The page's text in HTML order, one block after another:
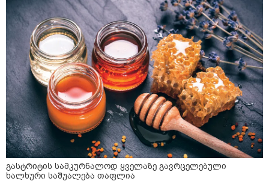
გასტრიტის სამკურნალოდ ყველაზე გავრცელებული
ხალხური საშუალება თაფლია